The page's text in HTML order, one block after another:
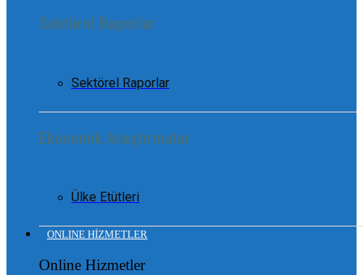
Sektörel Raporlar
Sektörel Raporlar
Ekonomik Araştırmalar
Ülke Etütleri
ONLINE HİZMETLER
Online Hizmetler